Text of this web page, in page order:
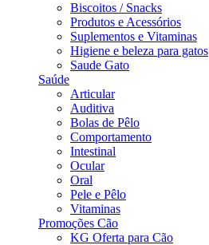
Biscoitos / Snacks
Produtos e Acessórios
Suplementos e Vitaminas
Higiene e beleza para gatos
Saude Gato
Saúde
Articular
Auditiva
Bolas de Pêlo
Comportamento
Intestinal
Ocular
Oral
Pele e Pêlo
Vitaminas
Promoções Cão
KG Oferta para Cão